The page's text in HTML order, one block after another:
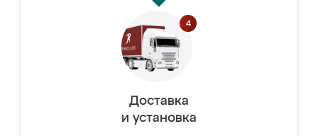
Доставка
и установка